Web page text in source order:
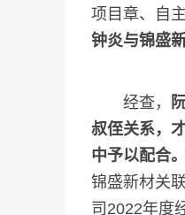
项目章、自
钟炎与锦盛
经查，
叔侄关系，
中予以配合。
锦盛新材关
司2022年度